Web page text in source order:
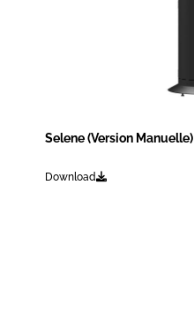
Selene (Version Manuelle)
Download